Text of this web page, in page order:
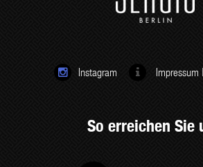
 Instagram  Impressum |
So erreichen Sie